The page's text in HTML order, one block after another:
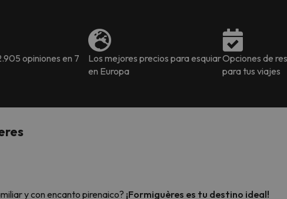
opiniones en 7
Los mejores precios para esquiar
en Europa
Opciones de
para tus viajes
y con encanto pirenaico? ¡Formiguères es tu destino ideal!